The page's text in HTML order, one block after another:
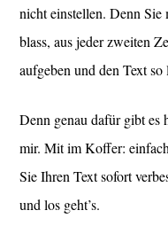
nicht einstellen. Denn
blass, aus jeder zweiten
aufgeben und den Text
Denn genau dafür gibt es
mir. Mit im Koffer:
Sie Ihren Text sofort
und los geht’s.